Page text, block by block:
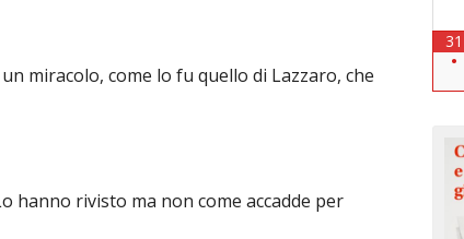
miracolo, come lo fu quello di Lazzaro, che
hanno rivisto ma non come accadde per
31
•